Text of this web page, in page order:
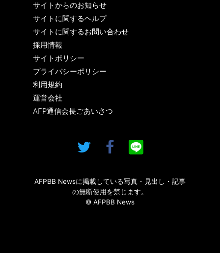
サイトからのお知らせ
サイトに関するヘルプ
サイトに関するお問い合わせ
採用情報
サイトポリシー
プライバシーポリシー
利用規約
運営会社
AFP通信会長ごあいさつ
AFPBB Newsに掲載している写真・見出し・記事
の無断使用を禁じます。
© AFPBB News